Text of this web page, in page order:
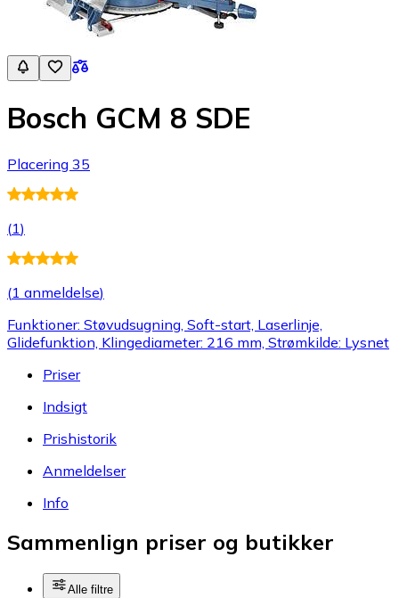
Bosch GCM 8 SDE
Placering 35
(1)
(1 anmeldelse)
Funktioner: Støvudsugning, Soft-start, Laserlinje,
Glidefunktion, Klingediameter: 216 mm, Strømkilde: Lysnet
Priser
Indsigt
Prishistorik
Anmeldelser
Info
Sammenlign priser og butikker
Alle filtre